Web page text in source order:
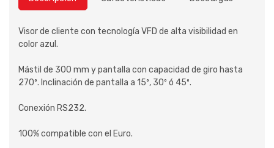
Visor de cliente con tecnología VFD de alta visibilidad en
color azul.
Mástil de 300 mm y pantalla con capacidad de giro hasta
270º. Inclinación de pantalla a 15º, 30º ó 45º.
Conexión RS232.
100% compatible con el Euro.